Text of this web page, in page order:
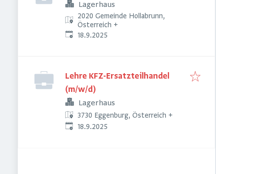
Lagerhaus
2020 Gemeinde Hollabrunn,
Österreich +
Veröffentlicht
18.9.2025
Lehre KFZ-Ersatzteilhandel
(m/w/d)
Lagerhaus
3730 Eggenburg, Österreich +
Veröffentlicht
18.9.2025